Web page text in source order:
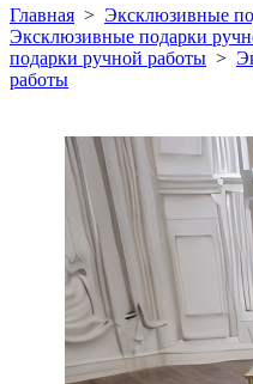
Главная > Эксклюзивные
Эксклюзивные подарки
подарки ручной работы >
работы